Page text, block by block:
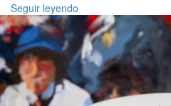
Seguir leyendo